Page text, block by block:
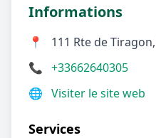
Informations
📍
111 Rte de
📞 +33662640305
🌐 Visiter le site web
Services